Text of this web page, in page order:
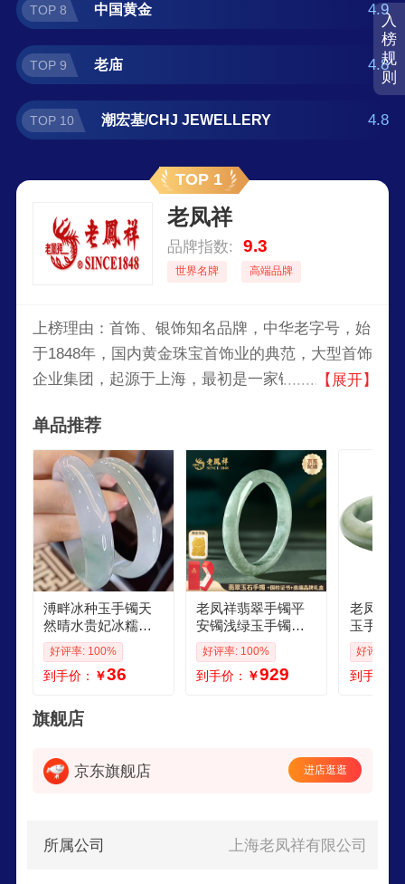
入
榜
规
则
TOP 8 中国黄金 4.9
TOP 9 老庙 4.8
TOP 10 潮宏基/CHJ JEWELLERY 4.8
TOP 1
老凤祥
品牌指数: 9.3
世界名牌 高端品牌
上榜理由：首饰、银饰知名品牌，中华老字号，始
于1848年，国内黄金珠宝首饰业的典范，大型首饰
企业集团，起源于上海，最初是一家银楼，经过多
模最大的企业之一。
【展开】
单品推荐
溥畔冰种玉手镯天
然晴水贵妃冰糯种
翡翠手镯女款处理
正圈油青飘花镯 圈
口5354mm老凤祥
好评率: 100%
到手价： ￥36
老凤祥翡翠手镯平
安镯浅绿玉手镯缅
甸糯种手镯送女友
生日礼物女神节礼
物 60圈口翡翠手镯
好评率: 100%
到手价： ￥929
老凤祥
玉手镯
镯天然a
日礼物
翡翠手
好评率:
到手价：
旗舰店
京东旗舰店 进店逛逛
所属公司 上海老凤祥有限公司